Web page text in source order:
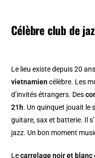
Célèbre club de
Le lieu existe depuis 20
vietnamien célèbre. Les
d’invités étrangers. Des
21h. Un quinquet jouait le
guitare, sax et batterie. Il
jazz. Un bon moment
Lecarrelage noir et blanc